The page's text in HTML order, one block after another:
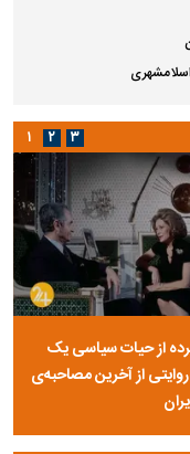
اسلامشهری
از حیات سیاسی یک
از آخرین مصاحبه‌ی
۱ ۲ ۳